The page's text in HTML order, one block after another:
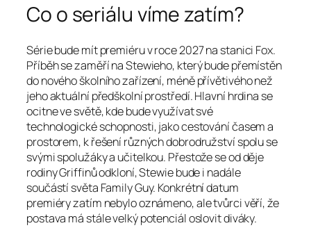
Co o seriálu víme zatím?
Série bude mít premiéru v roce 2027 na stanici Fox.
Příběh se zaměří na Stewieho, který bude přemístěn
do nového školního zařízení, méně přívětivého než
jeho aktuální předškolní prostředí. Hlavní hrdina se
ocitne ve světě, kde bude využívat své
technologické schopnosti, jako cestování časem a
prostorem, k řešení různých dobrodružství spolu se
svými spolužáky a učitelkou. Přestože se od děje
rodiny Griffinů odkloní, Stewie bude i nadále
součástí světa Family Guy. Konkrétní datum
premiéry zatím nebylo oznámeno, ale tvůrci věří, že
postava má stále velký potenciál oslovit diváky.